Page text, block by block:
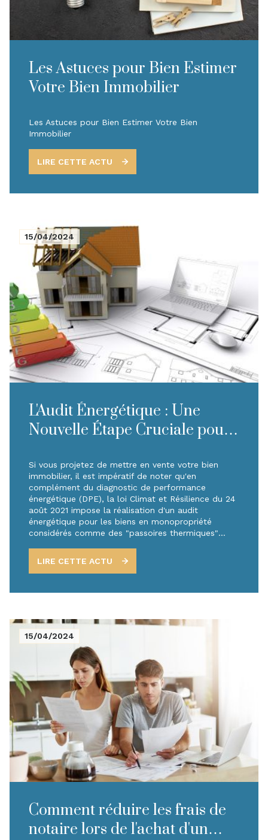
Les Astuces pour Bien Estimer
Votre Bien Immobilier
Les Astuces pour Bien Estimer Votre Bien
Immobilier
LIRE CETTE ACTU
15/04/2024
L'Audit Énergétique : Une
Nouvelle Étape Cruciale pour
Immobilier Classé F...
Si vous projetez de mettre en vente votre bien
immobilier, il est impératif de noter qu'en
complément du diagnostic de performance
énergétique (DPE), la loi Climat et Résilience du 24
août 2021 impose la réalisation d'un audit
énergétique pour les biens en monopropriété
considérés comme des "passoires thermiques"
LIRE CETTE ACTU
15/04/2024
Comment réduire les frais de
notaire lors de l'achat d'un